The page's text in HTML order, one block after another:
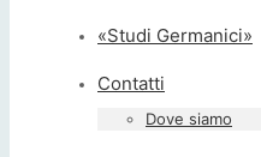
«Studi Germanici»
Contatti
Dove siamo